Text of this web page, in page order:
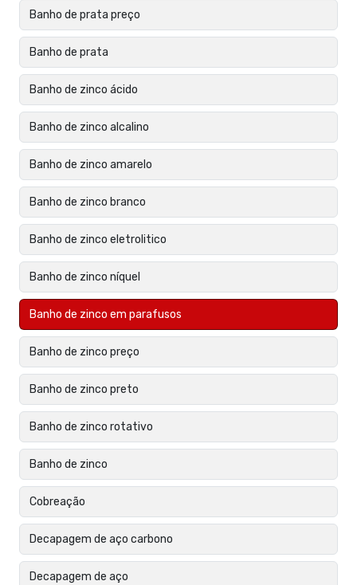
Banho de prata preço
Banho de prata
Banho de zinco ácido
Banho de zinco alcalino
Banho de zinco amarelo
Banho de zinco branco
Banho de zinco eletrolitico
Banho de zinco níquel
Banho de zinco em parafusos
Banho de zinco preço
Banho de zinco preto
Banho de zinco rotativo
Banho de zinco
Cobreação
Decapagem de aço carbono
Decapagem de aço